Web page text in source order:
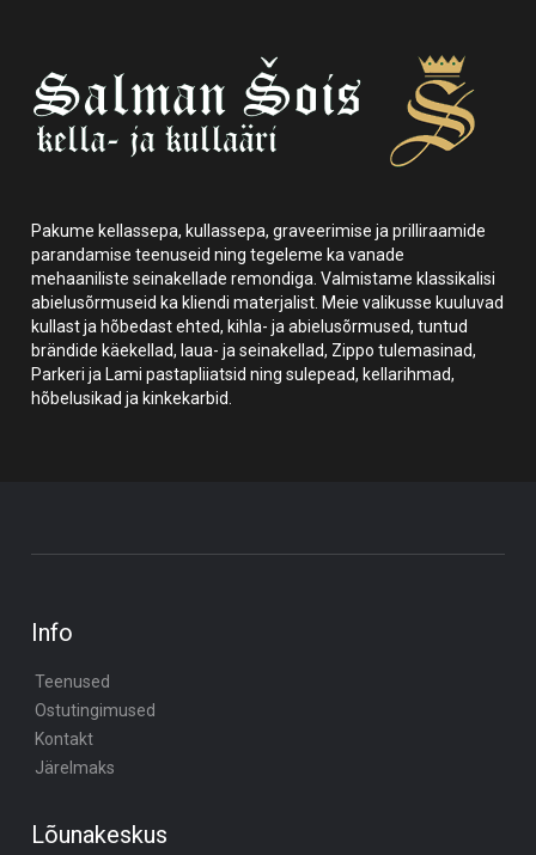
Pakume kellassepa, kullassepa, graveerimise ja prilliraamide
parandamise teenuseid ning tegeleme ka vanade
mehaaniliste seinakellade remondiga. Valmistame klassikalisi
abielusõrmuseid ka kliendi materjalist. Meie valikusse kuuluvad
kullast ja hõbedast ehted, kihla- ja abielusõrmused, tuntud
brändide käekellad, laua- ja seinakellad, Zippo tulemasinad,
Parkeri ja Lami pastapliiatsid ning sulepead, kellarihmad,
hõbelusikad ja kinkekarbid.
Info
Teenused
Ostutingimused
Kontakt
Järelmaks
Lõunakeskus